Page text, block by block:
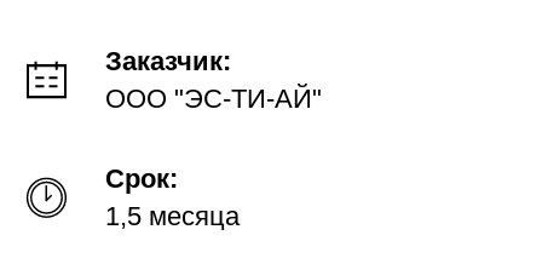
Заказчик:
ООО "ЭС-ТИ-АЙ"
Срок:
1,5 месяца